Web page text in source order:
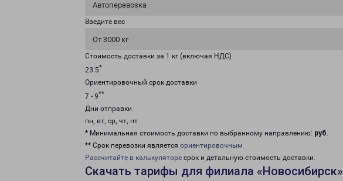
Автоперевозка
Введите вес
От 3000 кг
Стоимость доставки за 1 кг (включая НДС)
23.5*
Ориентировочный срок доставки
7 - 9**
Дни отправки
пн, вт, ср, чт, пт
* Минимальная стоимость доставки по выбранному направлению: руб.
** Срок перевозки является ориентировочным
Рассчитайте в калькуляторе срок и детальную стоимость доставки.
Скачать тарифы для филиала «Новосибирск»